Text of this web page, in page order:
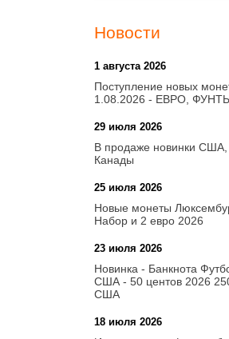
Новости
1 августа 2026
Поступление новых
1.08.2026 - ЕВРО,
29 июля 2026
В продаже новинки
Канады
25 июля 2026
Новые монеты
Набор и 2 евро 2026
23 июля 2026
Новинка - Банкнота
США - 50 центов 2026
США
18 июля 2026